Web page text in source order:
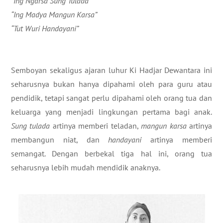
“Ing Madya Mangun Karsa”
“Tut Wuri Handayani”
Semboyan sekaligus ajaran luhur Ki Hadjar Dewantara ini
seharusnya bukan hanya dipahami oleh para guru atau
pendidik, tetapi sangat perlu dipahami oleh orang tua dan
keluarga yang menjadi lingkungan pertama bagi anak.
Sung tulada artinya memberi teladan,mangun karsaartinya
membangun niat, danhandayaniartinya memberi
semangat. Dengan berbekal tiga hal ini, orang tua
seharusnya lebih mudah mendidik anaknya.